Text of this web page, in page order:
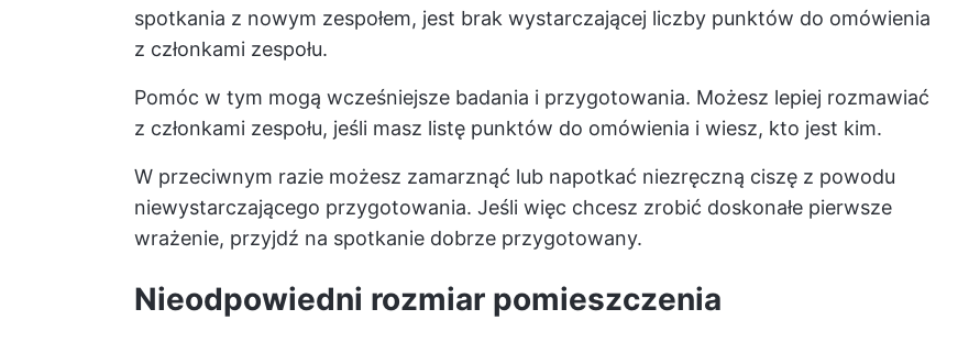
spotkania z nowym zespołem, jest brak wystarczającej liczby punktów do omówienia
z członkami zespołu.
Pomóc w tym mogą wcześniejsze badania i przygotowania. Możesz lepiej rozmawiać
z członkami zespołu, jeśli masz listę punktów do omówienia i wiesz, kto jest kim.
W przeciwnym razie możesz zamarznąć lub napotkać niezręczną ciszę z powodu
niewystarczającego przygotowania. Jeśli więc chcesz zrobić doskonałe pierwsze
wrażenie, przyjdź na spotkanie dobrze przygotowany.
Nieodpowiedni rozmiar pomieszczenia